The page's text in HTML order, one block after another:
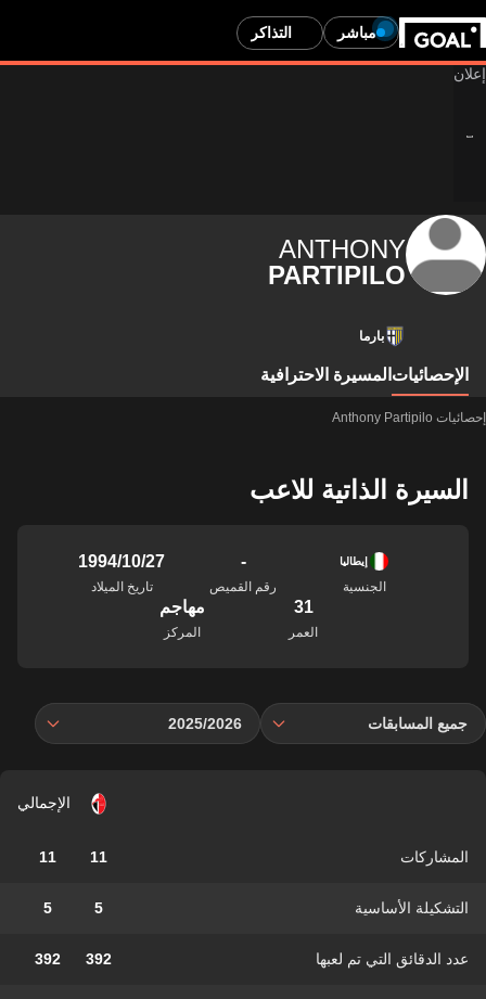
مباشر التذاكر
ANTHONY
PARTIPILO
بارما
الإحصائيات المسيرة الاحترافية
إحصائيات Anthony Partipilo
السيرة الذاتية للاعب
إيطاليا
الجنسية
-
رقم القميص
27‏/10‏/1994
تاريخ الميلاد
31
العمر
مهاجم
المركز
جميع المسابقات 2025/2026
الإجمالي
المشاركات 11
11
التشكيلة الأساسية 5
5
عدد الدقائق التي تم لعبها 392
392